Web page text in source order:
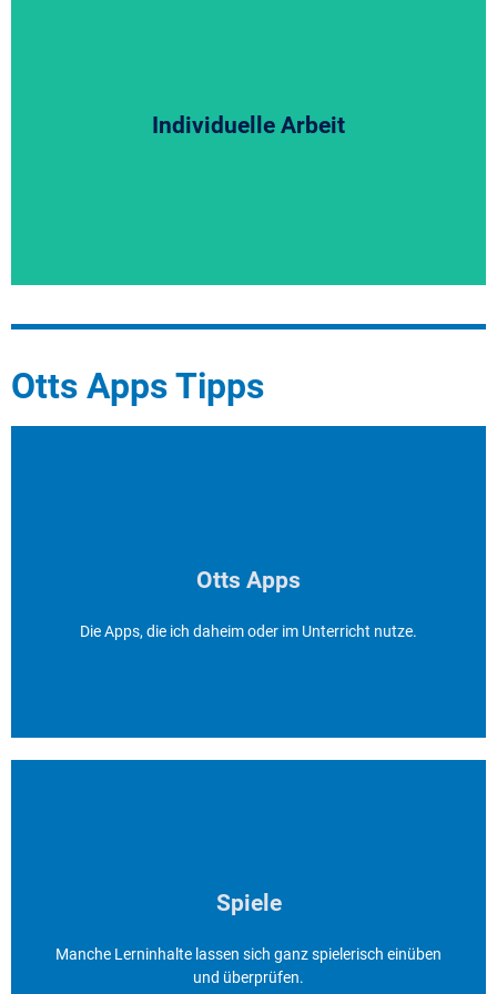
Individuelle Arbeit
Hier klicken
Otts Apps Tipps
Otts Apps
Die Apps, die ich daheim oder im Unterricht nutze.
Erfahren Sie mehr...
Hier klicken
Spiele
Manche Lerninhalte lassen sich ganz spielerisch einüben
und überprüfen.
Erfahren Sie mehr...
Hier klicken